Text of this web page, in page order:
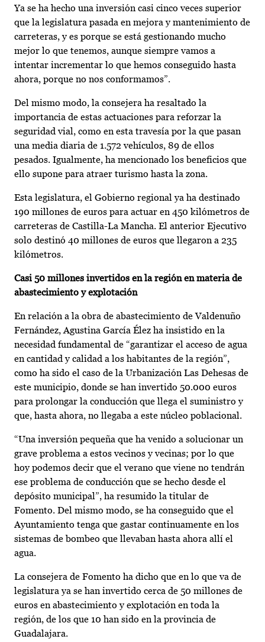
Ya se ha hecho una inversión casi cinco veces superior
que la legislatura pasada en mejora y mantenimiento de
carreteras, y es porque se está gestionando mucho
mejor lo que tenemos, aunque siempre vamos a
intentar incrementar lo que hemos conseguido hasta
ahora, porque no nos conformamos”.
Del mismo modo, la consejera ha resaltado la
importancia de estas actuaciones para reforzar la
seguridad vial, como en esta travesía por la que pasan
una media diaria de 1.572 vehículos, 89 de ellos
pesados. Igualmente, ha mencionado los beneficios que
ello supone para atraer turismo hasta la zona.
Esta legislatura, el Gobierno regional ya ha destinado
190 millones de euros para actuar en 450 kilómetros de
carreteras de Castilla-La Mancha. El anterior Ejecutivo
solo destinó 40 millones de euros que llegaron a 235
kilómetros.
Casi 50 millones invertidos en la región en materia de
abastecimiento y explotación
En relación a la obra de abastecimiento de Valdenuño
Fernández, Agustina García Élez ha insistido en la
necesidad fundamental de “garantizar el acceso de agua
en cantidad y calidad a los habitantes de la región”,
como ha sido el caso de la Urbanización Las Dehesas de
este municipio, donde se han invertido 50.000 euros
para prolongar la conducción que llega el suministro y
que, hasta ahora, no llegaba a este núcleo poblacional.
“Una inversión pequeña que ha venido a solucionar un
grave problema a estos vecinos y vecinas; por lo que
hoy podemos decir que el verano que viene no tendrán
ese problema de conducción que se hecho desde el
depósito municipal”, ha resumido la titular de
Fomento. Del mismo modo, se ha conseguido que el
Ayuntamiento tenga que gastar continuamente en los
sistemas de bombeo que llevaban hasta ahora allí el
agua.
La consejera de Fomento ha dicho que en lo que va de
legislatura ya se han invertido cerca de 50 millones de
euros en abastecimiento y explotación en toda la
región, de los que 10 han sido en la provincia de
Guadalajara.